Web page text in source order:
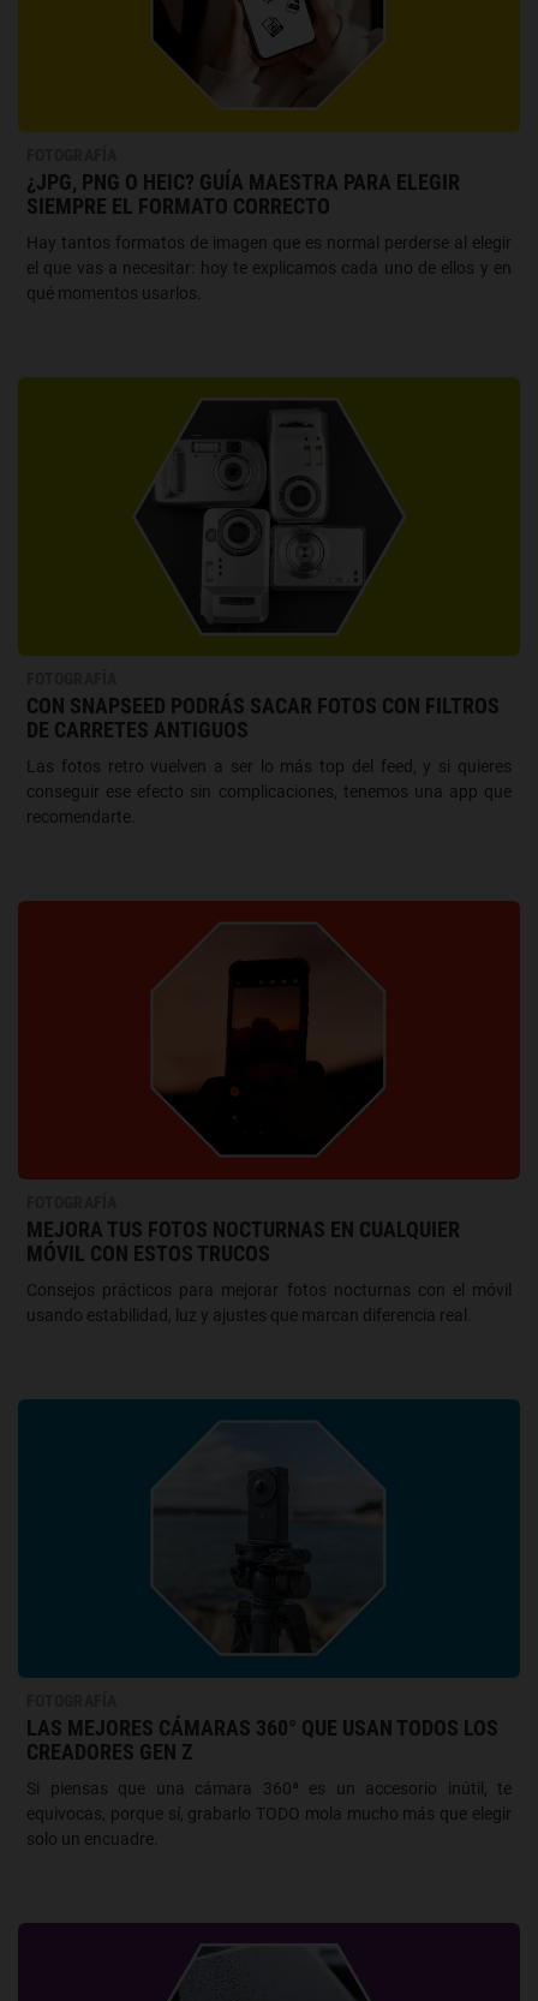
¿JPG, PNG O HEIC? GUÍA MAESTRA PARA ELEGIR
SIEMPRE EL FORMATO CORRECTO
Hay tantos formatos de imagen que es normal perderse al elegir
el que vas a necesitar: hoy te explicamos cada uno de ellos y en
qué momentos usarlos.
CON SNAPSEED PODRÁS SACAR FOTOS CON FILTROS
DE CARRETES ANTIGUOS
Las fotos retro vuelven a ser lo más top del feed, y si quieres
conseguir ese efecto sin complicaciones, tenemos una app que
recomendarte.
MEJORA TUS FOTOS NOCTURNAS EN CUALQUIER
MÓVIL CON ESTOS TRUCOS
Consejos prácticos para mejorar fotos nocturnas con el móvil
usando estabilidad, luz y ajustes que marcan diferencia real.
LAS MEJORES CÁMARAS 360° QUE USAN TODOS LOS
CREADORES GEN Z
Si piensas que una cámara 360ª es un accesorio inútil, te
equivocas, porque sí, grabarlo TODO mola mucho más que elegir
solo un encuadre.